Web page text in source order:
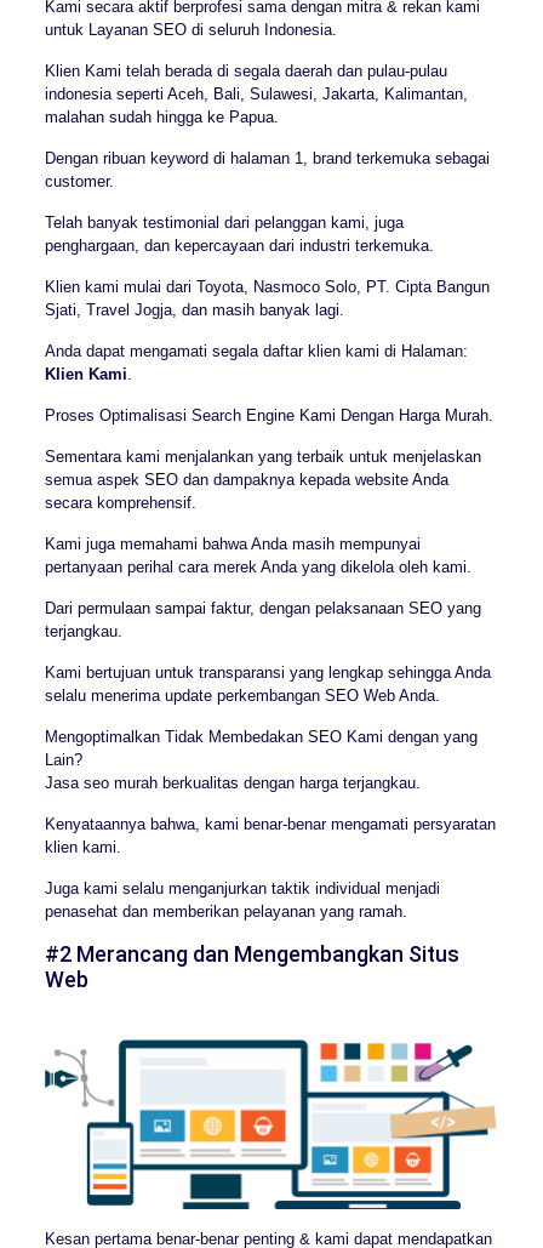
Kami secara aktif berprofesi sama dengan mitra & rekan kami
untuk Layanan SEO di seluruh Indonesia.
Klien Kami telah berada di segala daerah dan pulau-pulau
indonesia seperti Aceh, Bali, Sulawesi, Jakarta, Kalimantan,
malahan sudah hingga ke Papua.
Dengan ribuan keyword di halaman 1, brand terkemuka sebagai
customer.
Telah banyak testimonial dari pelanggan kami, juga
penghargaan, dan kepercayaan dari industri terkemuka.
Klien kami mulai dari Toyota, Nasmoco Solo, PT. Cipta Bangun
Sjati, Travel Jogja, dan masih banyak lagi.
Anda dapat mengamati segala daftar klien kami di Halaman:
Klien Kami
Proses Optimalisasi Search Engine Kami Dengan Harga Murah.
Sementara kami menjalankan yang terbaik untuk menjelaskan
semua aspek SEO dan dampaknya kepada website Anda
secara komprehensif.
Kami juga memahami bahwa Anda masih mempunyai
pertanyaan perihal cara merek Anda yang dikelola oleh kami.
Dari permulaan sampai faktur, dengan pelaksanaan SEO yang
terjangkau.
Kami bertujuan untuk transparansi yang lengkap sehingga Anda
selalu menerima update perkembangan SEO Web Anda.
Mengoptimalkan Tidak Membedakan SEO Kami dengan yang
Lain?
Jasa seo murah berkualitas dengan harga terjangkau.
Kenyataannya bahwa, kami benar-benar mengamati persyaratan
klien kami.
Juga kami selalu menganjurkan taktik individual menjadi
penasehat dan memberikan pelayanan yang ramah.
#2 Merancang dan Mengembangkan Situs
Web
Kesan pertama benar-benar penting & kami dapat mendapatkan